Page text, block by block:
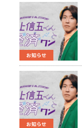
お知らせ
お知らせ